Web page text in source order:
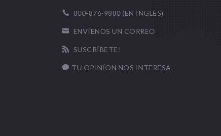
 800-876-9880 (EN INGLÉS)
 ENVÍENOS UN CORREO
 SUSCRÍBETE!
 TU OPINÍON NOS INTERESA